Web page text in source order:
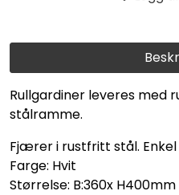
Rullgardiner leveres med
stålramme.
Fjærer i rustfritt stål.
Farge: Hvit
Størrelse: B:360x H400mm